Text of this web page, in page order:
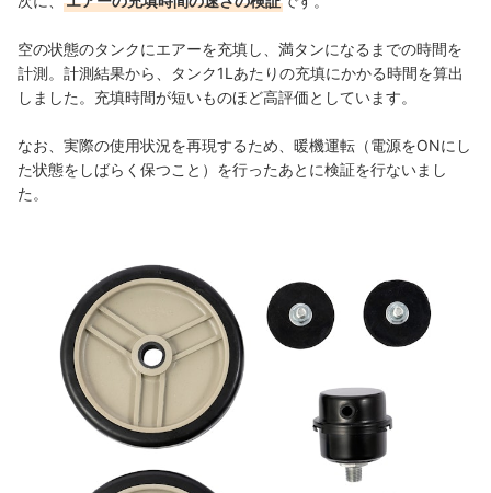
空の状態のタンクにエアーを充填し、満タンになるまでの時間を
計測。計測結果から、タンク1Lあたりの充填にかかる時間を算出
しました。充填時間が短いものほど高評価としています。
なお、実際の使用状況を再現するため、暖機運転（電源をONにし
た状態をしばらく保つこと）を行ったあとに検証を行ないまし
た。